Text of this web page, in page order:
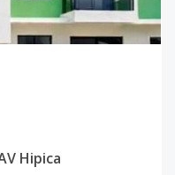
Hipica